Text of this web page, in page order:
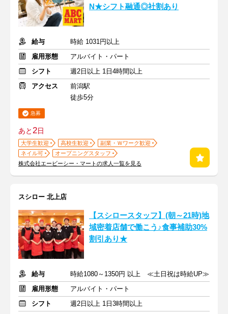
N★シフト融通◎社割あり
給与
時給 1031円以上
雇用形態
アルバイト・パート
シフト
週2日以上 1日4時間以上
アクセス
前潟駅
徒歩5分
急募
あと2日
大学生歓迎 高校生歓迎
副業・Ｗワーク歓迎
ネイル可
オープニングスタッフ
株式会社エービーシー・マートの求人一覧を見る
スシロー 北上店
【スシロースタッフ】(朝～21時)地
域密着店舗で働こう♪食事補助30%
割引あり★
給与
時給1080～1350円 以上 ≪土日祝は時給UP≫
雇用形態
アルバイト・パート
シフト
週2日以上 1日3時間以上